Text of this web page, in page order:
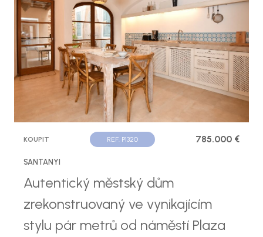
KOUPIT REF. P1320 785.000 €
SANTANYI
Autentický městský dům
zrekonstruovaný ve vynikajícím
stylu pár metrů od náměstí Plaza